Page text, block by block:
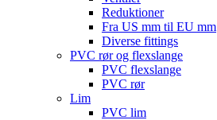
Reduktioner
Fra US mm til EU mm
Diverse fittings
PVC rør og flexslange
PVC flexslange
PVC rør
Lim
PVC lim